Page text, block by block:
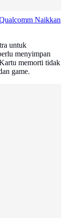
Naikkan
untuk
menyimpan
memorti tidak
game.